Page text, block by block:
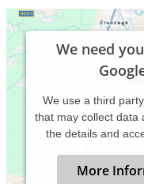
We need
We use a third
that may collect data
the details and
More